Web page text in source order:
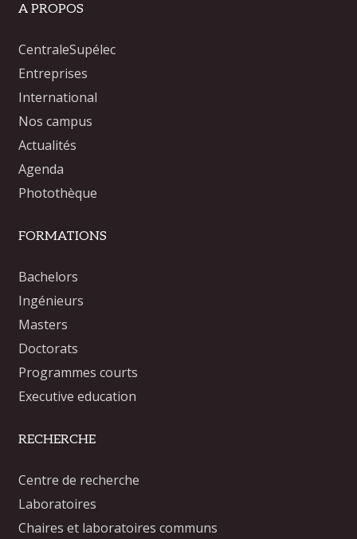
A PROPOS
CentraleSupélec
Entreprises
International
Nos campus
Actualités
Agenda
Photothèque
FORMATIONS
Bachelors
Ingénieurs
Masters
Doctorats
Programmes courts
Executive education
RECHERCHE
Centre de recherche
Laboratoires
Chaires et laboratoires communs